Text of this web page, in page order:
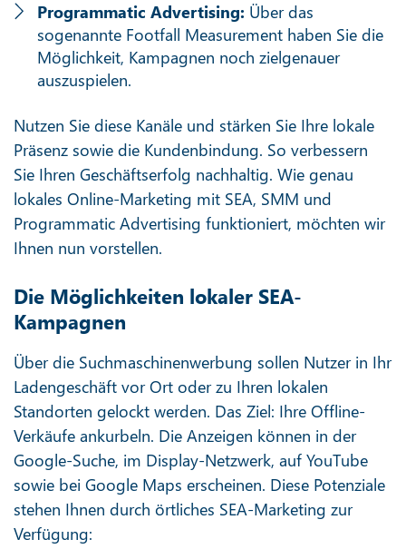
Programmatic Advertising: Über das
sogenannte Footfall Measurement haben Sie die
Möglichkeit, Kampagnen noch zielgenauer
auszuspielen.
Nutzen Sie diese Kanäle und stärken Sie Ihre lokale
Präsenz sowie die Kundenbindung. So verbessern
Sie Ihren Geschäftserfolg nachhaltig. Wie genau
lokales Online-Marketing mit SEA, SMM und
Programmatic Advertising funktioniert, möchten wir
Ihnen nun vorstellen.
Die Möglichkeiten lokaler SEA-
Kampagnen
Über die Suchmaschinenwerbung sollen Nutzer in Ihr
Ladengeschäft vor Ort oder zu Ihren lokalen
Standorten gelockt werden. Das Ziel: Ihre Offline-
Verkäufe ankurbeln. Die Anzeigen können in der
Google-Suche, im Display-Netzwerk, auf YouTube
sowie bei Google Maps erscheinen. Diese Potenziale
stehen Ihnen durch örtliches SEA-Marketing zur
Verfügung: